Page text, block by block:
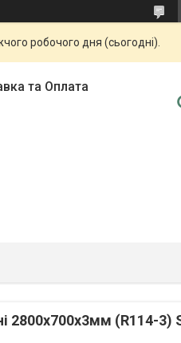
робочого дня (сьогодні).
та Оплата
2800x700x3мм (R114-3)